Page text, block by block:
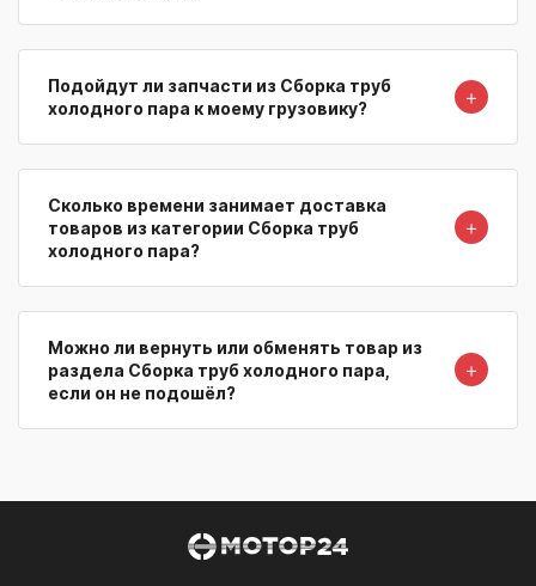
Подойдут ли запчасти из Сборка труб
холодного пара к моему грузовику?
＋
Сколько времени занимает доставка
товаров из категории Сборка труб
холодного пара?
＋
Можно ли вернуть или обменять товар из
раздела Сборка труб холодного пара,
если он не подошёл?
＋